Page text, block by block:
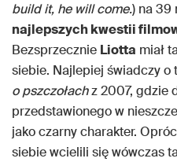
build it, he will come.) na 39
najlepszych kwestii
Bezsprzecznie Liotta miał
siebie. Najlepiej świadczy o
o pszczołachz 2007, gdzie
przedstawionego w
jako czarny charakter.
siebie wcielili się wówczas